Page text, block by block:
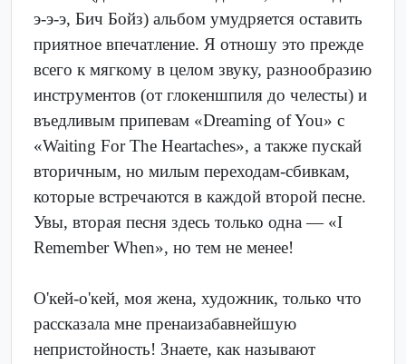
э-э-э, Бич Бойз) альбом умудряется оставить
приятное впечатление. Я отношу это прежде
всего к мягкому в целом звуку, разнообразию
инструментов (от глокеншпиля до челесты) и
въедливым припевам «Dreaming of You» с
«Waiting For The Heartaches», а также пускай
вторичным, но милым переходам-сбивкам,
которые встречаются в каждой второй песне.
Увы, вторая песня здесь только одна — «I
Remember When», но тем не менее!
О'кей-о'кей, моя жена, художник, только что
рассказала мне пренаизабавнейшую
непристойность! Знаете, как называют